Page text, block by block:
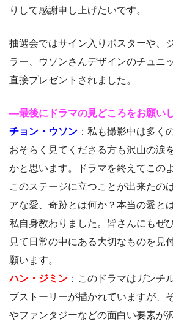
りして感謝申し上げたいです。
抽選会ではサイン入りポスターや、
ラー、ウソンさんデザインのチュニ
直接プレゼントされました。
―最後にドラマの見どころをお願いし
チョン・ウソン ：私も撮影中は多く
おそらく見てくださる方も沢山の涙
かと思います。ドラマを終えてこの
このステージに立つことが出来たの
アな愛、奇跡とは何か？本当の愛と
私自身教わりました。皆さんにもぜ
見て日常の中にある大切なものを見
願います。
ハン・ジミン ：このドラマはガンチ
ブストーリーが描かれていますが、
やファンタジーなどの面白い要素が